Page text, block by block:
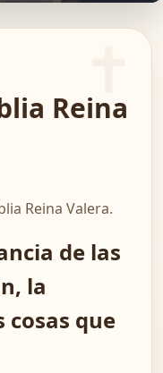
Reina
Reina Valera.
de las
la
cosas que